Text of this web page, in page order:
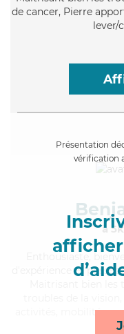
de cancer, Pierre
lever/
Présentation
vérification
à
,
d'expérience et
activités, mobilité,